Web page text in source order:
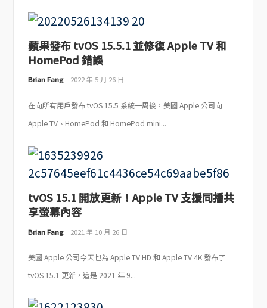
蘋果發布 tvOS 15.5.1 並修復 Apple TV 和
HomePod 錯誤
Brian Fang 2022 年 5 月 26 日
在向所有用戶發布 tvOS 15.5 系統一周後，美國 Apple 公司向
Apple TV、HomePod 和 HomePod mini...
tvOS 15.1 開放更新！Apple TV 支援同播共
享螢幕內容
Brian Fang 2021 年 10 月 26 日
美國 Apple 公司今天也為 Apple TV HD 和 Apple TV 4K 發布了
tvOS 15.1 更新，這是 2021 年 9...